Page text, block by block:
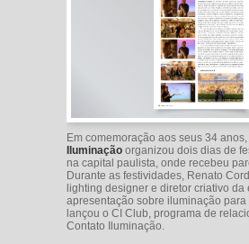
Em comemoração aos seus 34 anos,
Iluminação organizou dois dias de
na capital paulista, onde recebeu
Durante as festividades, Renato
lighting designer e diretor criativo da
apresentação sobre iluminação para
lançou o CI Club, programa de
Contato Iluminação.